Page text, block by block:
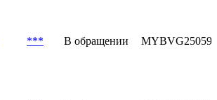
*** В обращении